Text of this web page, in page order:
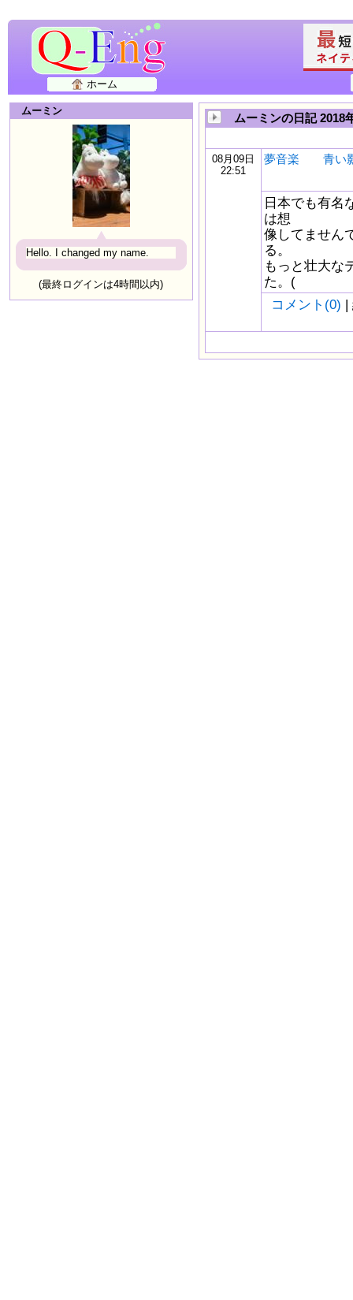
ホーム
ムーミン
Hello. I changed my name.
(最終ログインは4時間以内)
ムーミンの日記 2018
08月09日
22:51
夢音楽 青い
日本でも有名
は想
像してません
る。
もっと壮大な
た。(
コメント(0) |